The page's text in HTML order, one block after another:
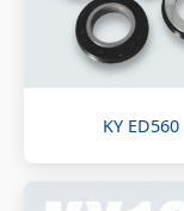
KY ED560